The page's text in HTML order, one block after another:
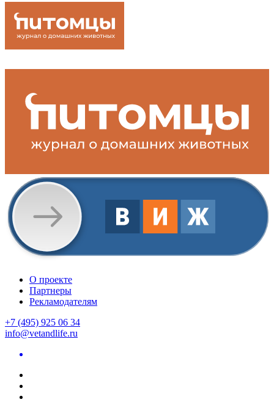
О проекте
Партнеры
Рекламодателям
+7 (495) 925 06 34
info@vetandlife.ru